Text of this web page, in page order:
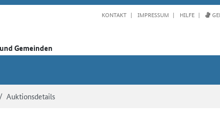
KONTAKT IMPRESSUM HILFE
Gemeinden
Auktionsdetails